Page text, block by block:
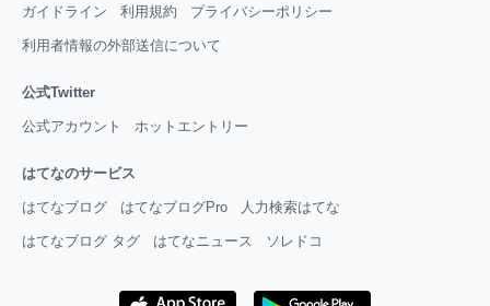
ガイドライン 利用規約 プライバシーポリシー
利用者情報の外部送信について
公式Twitter
公式アカウント ホットエントリー
はてなのサービス
はてなブログ はてなブログPro 人力検索はてな
はてなブログ タグ はてなニュース ソレドコ